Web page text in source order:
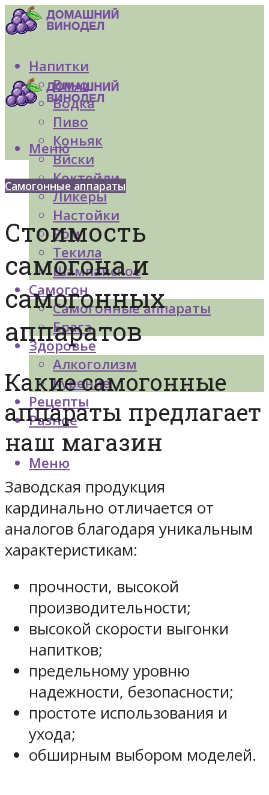
Напитки
Вино
Водка
Пиво
Коньяк
Виски
Коктейли
Ликеры
Настойки
Ром
Текила
Шампанское
Самогон
Самогонные аппараты
Брага
Здоровье
Алкоголизм
Курение
Рецепты
Разное
Меню
Меню
Самогонные аппараты
Стоимость
самогона и
самогонных
аппаратов
Какие самогонные
аппараты предлагает
наш магазин
Заводская продукция
кардинально отличается от
аналогов благодаря уникальным
характеристикам:
прочности, высокой
производительности;
высокой скорости выгонки
напитков;
предельному уровню
надежности, безопасности;
простоте использования и
ухода;
обширным выбором моделей.